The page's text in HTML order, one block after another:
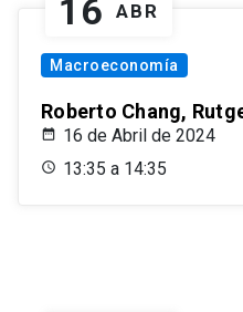
16 ABR
Macroeconomía
Roberto Chang,
16 de Abril de 2024
13:35 a 14:35